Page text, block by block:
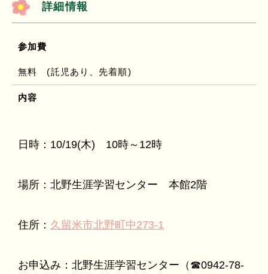
詳細情報
参加費
無料 (託児あり、先着順)
内容
日時：10/19(木) 10時～12時
場所：北野生涯学習センター 本館2階
住所： 久留米市北野町中273-1
お申込み：北野生涯学習センター（☎0942-78-